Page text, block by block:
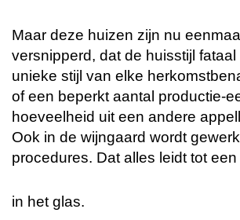
Maar deze huizen zijn nu
versnipperd, dat de huisstijl
unieke stijl van elke
of een beperkt aantal productie-
hoeveelheid uit een andere
Ook in de wijngaard wordt
procedures. Dat alles leidt tot
in het glas.